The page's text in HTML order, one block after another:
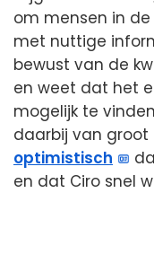
om mensen in
met nuttige
bewust van de
en weet dat het
mogelijk te
daarbij van groot
optimistisch
en dat Ciro snel